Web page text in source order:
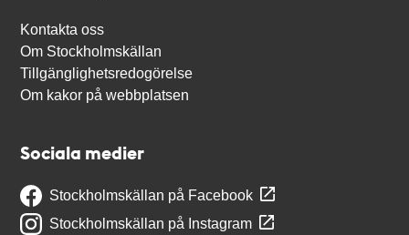
Kontakta oss
Om Stockholmskällan
Tillgänglighetsredogörelse
Om kakor på webbplatsen
Sociala medier
Stockholmskällan på Facebook
Stockholmskällan på Instagram